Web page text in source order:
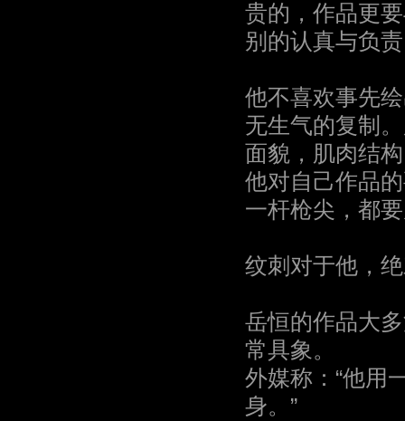
贵的，作品更
别的认真与负
他不喜欢事先
无生气的复制
面貌，肌肉结
他对自己作品
一杆枪尖，都
纹刺对于他，
岳恒的作品大
常具象。
外媒称：“他用
身。”